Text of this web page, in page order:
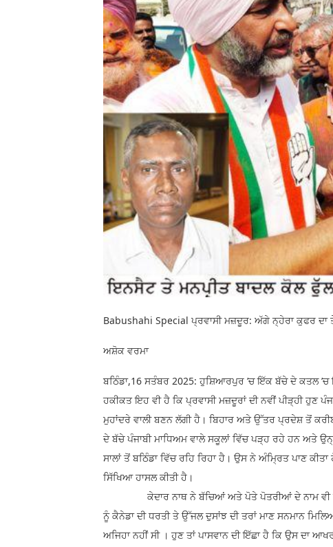
Babushahi Special ਪ੍ਰਵਾਸੀ ਮਜ਼ਦੂਰ: ਅੱਗੇ ਨ੍ਹੇਰਾ ਕੁਫਰ ਦਾ
ਅਸ਼ੋਕ ਵਰਮਾ
ਬਠਿੰਡਾ,16 ਸਤੰਬਰ 2025: ਹੁਸ਼ਿਆਰਪੁਰ ’ਚ ਇੱਕ ਬੱਚੇ ਦੇ ਕਤਲ
ਹਕੀਕਤ ਇਹ ਵੀ ਹੈ ਕਿ ਪ੍ਰਵਾਸੀ ਮਜ਼ਦੂਰਾਂ ਦੀ ਨਵੀਂ ਪੀੜ੍ਹੀ ਹੁਣ
ਮੁਹਾਂਦਰੇ ਵਾਲੀ ਬਣਨ ਲੱਗੀ ਹੈ। ਬਿਹਾਰ ਅਤੇ ਉੱਤਰ ਪ੍ਰਦੇਸ਼ ਤੋਂ
ਦੇ ਬੱਚੇ ਪੰਜਾਬੀ ਮਾਧਿਅਮ ਵਾਲੇ ਸਕੂਲਾਂ ਵਿੱਚ ਪੜ੍ਹ ਰਹੇ ਹਨ ਅਤੇ
ਸਾਲਾਂ ਤੋਂ ਬਠਿੰਡਾ ਵਿੱਚ ਰਹਿ ਰਿਹਾ ਹੈ। ਉਸ ਨੇ ਅੰਮ੍ਰਿਤ ਪਾਣ
ਸਿੱਖਿਆ ਹਾਸਲ ਕੀਤੀ ਹੈ।
ਕੇਦਾਰ ਨਾਥ ਨੇ ਬੱਚਿਆਂ ਅਤੇ ਪੋਤੇ ਪੋਤਰੀਆਂ ਦੇ ਨਾਮ ਵੀ
ਨੂੰ ਕੈਨੇਡਾ ਦੀ ਧਰਤੀ ਤੇ ਉੱਜਲ ਦੁਸਾਂਝ ਦੀ ਤਰਾਂ ਮਾਣ ਸਨਮਾਨ
ਅਜਿਹਾ ਨਹੀਂ ਸੀ । ਹੁਣ ਤਾਂ ਪਾਸਵਾਨ ਦੀ ਇੱਛਾ ਹੈ ਕਿ ਉਸ ਦਾ